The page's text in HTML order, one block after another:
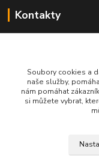
Kontakty
+420 777 461
(Po-Pá, 8-16 hod.)
info@balimespolu.cz
Soubory cookies a
naše služby,
nám pomáhat
si můžete vybrat,